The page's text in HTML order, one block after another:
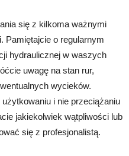
się z kilkoma ważnymi
Pamiętajcie o regularnym
hydraulicznej w waszych
uwagę na stan rur,
wycieków.
i nie przeciążaniu
jakiekolwiek wątpliwości lub
się z profesjonalistą.